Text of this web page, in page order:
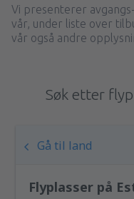
Vi presenterer
vår, under liste over
vår også andre
Søk etter
Gå til land
Flyplasser på